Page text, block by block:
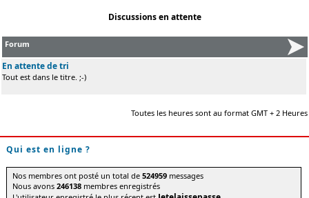
Discussions en attente
Forum
En attente de tri
Tout est dans le titre. ;-)
Toutes les heures sont au format GMT + 2 Heures
Qui est en ligne ?
Nos membres ont posté un total de524959 messages
Nous avons246138 membres enregistrés